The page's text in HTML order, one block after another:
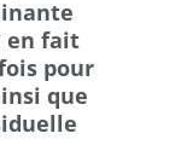
en fait
pour
que